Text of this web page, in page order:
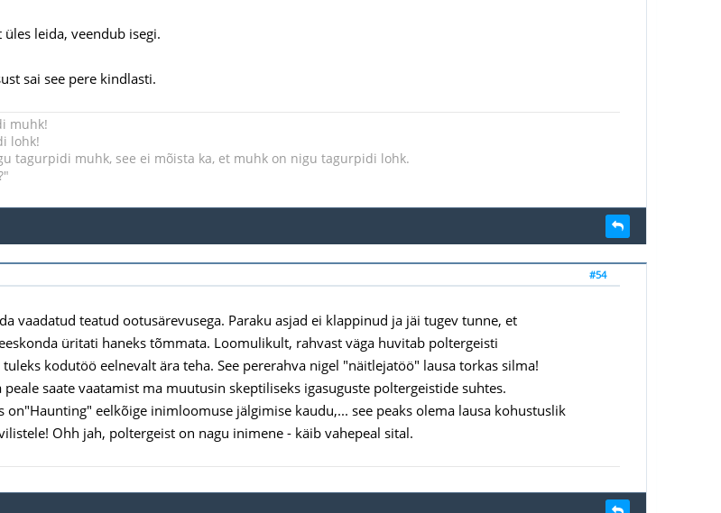
leida, veendub isegi.
sai see pere kindlasti.
muhk!
lohk!
tagurpidi muhk, see ei mõista ka, et muhk on nigu tagurpidi lohk.
#54
vaadatud teatud ootusärevusega. Paraku asjad ei klappinud ja jäi tugev tunne, et
üritati haneks tõmmata. Loomulikult, rahvast väga huvitab poltergeisti
kodutöö eelnevalt ära teha. See pererahva nigel "näitlejatöö" lausa torkas silma!
peale saate vaatamist ma muutusin skeptiliseks igasuguste poltergeistide suhtes.
eelkõige inimloomuse jälgimise kaudu,... see peaks olema lausa kohustuslik
Ohh jah, poltergeist on nagu inimene - käib vahepeal sital.